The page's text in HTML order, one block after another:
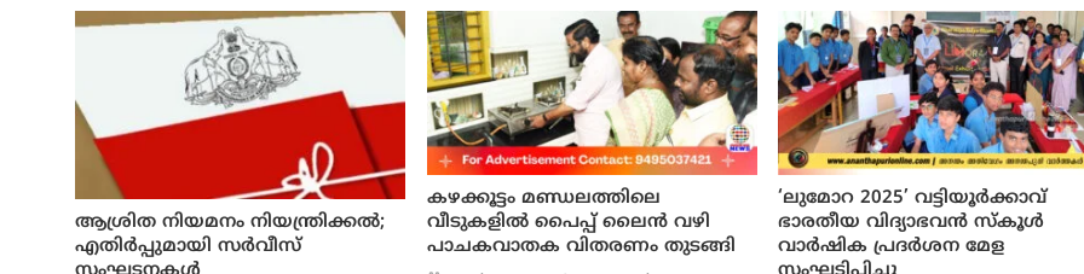
ആശ്രിത നിയമനം നിയന്ത്രിക്കല്‍;
എതിര്‍പ്പുമായി സര്‍വീസ്
കഴക്കൂട്ടം മണ്ഡലത്തിലെ
വീടുകളിൽ പൈപ്പ് ലൈൻ വഴി
പാചകവാതക വിതരണം തുടങ്ങി
‘ലുമോറ 2025’ വട്ടിയൂർക്കാവ്
ഭാരതീയ വിദ്യാഭവൻ സ്കൂൾ
വാർഷിക പ്രദർശന മേള